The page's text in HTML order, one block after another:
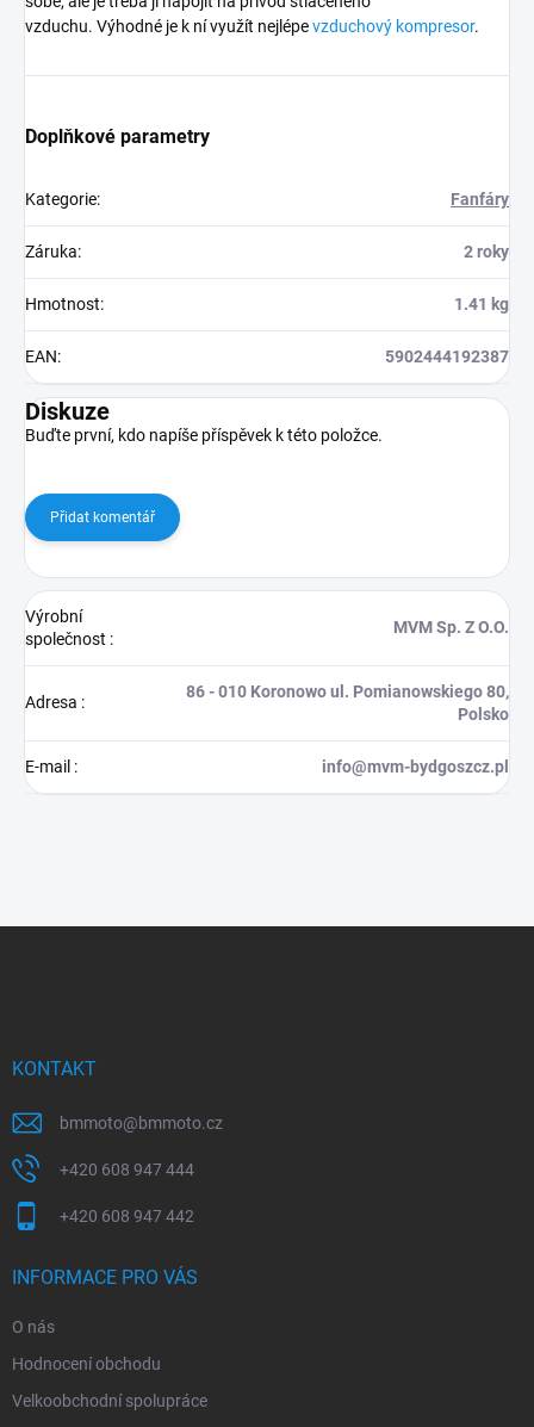
vzduchu. Výhodné je k ní využít nejlépevzduchový kompresor.
Doplňkové parametry
Kategorie: Fanfáry
Záruka: 2 roky
Hmotnost: 1.41 kg
EAN: 5902444192387
Diskuze
Buďte první, kdo napíše příspěvek k této položce.
Přidat komentář
Výrobní
společnost :
MVM Sp. Z O.O.
Adresa :
86 - 010 Koronowo ul. Pomianowskiego 80,
Polsko
E-mail : info@mvm-bydgoszcz.pl
KONTAKT
bmmoto@bmmoto.cz
+420 608 947 444
+420 608 947 442
INFORMACE PRO VÁS
O nás
Hodnocení obchodu
Velkoobchodní spolupráce